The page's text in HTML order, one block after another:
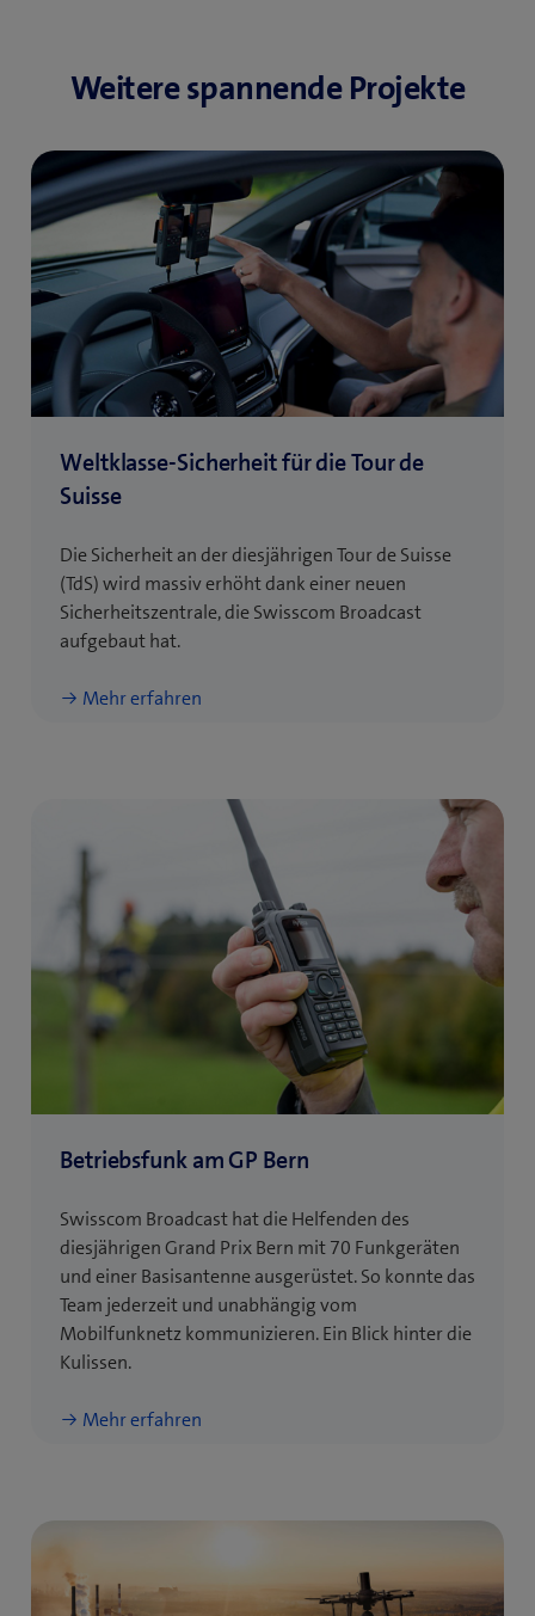
Weitere spannende Projekte
Weltklasse-Sicherheit für die Tour de
Suisse
Die Sicherheit an der diesjährigen Tour de Suisse
(TdS) wird massiv erhöht dank einer neuen
Sicherheitszentrale, die Swisscom Broadcast
aufgebaut hat.
Mehr erfahren
Betriebsfunk am GP Bern
Swisscom Broadcast hat die Helfenden des
diesjährigen Grand Prix Bern mit 70 Funkgeräten
und einer Basisantenne ausgerüstet. So konnte das
Team jederzeit und unabhängig vom
Mobilfunknetz kommunizieren. Ein Blick hinter die
Kulissen.
Mehr erfahren